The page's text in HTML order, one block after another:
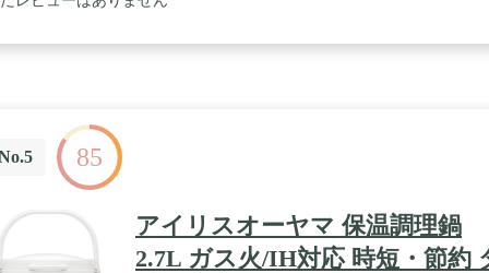
85
アイリスオーヤマ 保温調理鍋
2.7L ガス火/IH対応 時短・節約